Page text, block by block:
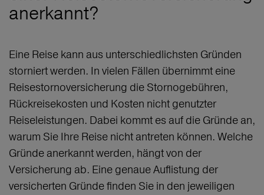
anerkannt?
Eine Reise kann aus unterschiedlichsten Gründen
storniert werden. In vielen Fällen übernimmt eine
Reisestornoversicherung die Stornogebühren,
Rückreisekosten und Kosten nicht genutzter
Reiseleistungen. Dabei kommt es auf die Gründe an,
warum Sie Ihre Reise nicht antreten können. Welche
Gründe anerkannt werden, hängt von der
Versicherung ab. Eine genaue Auflistung der
versicherten Gründe finden Sie in den jeweiligen